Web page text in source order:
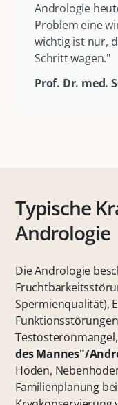
Andrologie
Problem eine
wichtig ist nur,
Schritt wagen."
Prof. Dr. med.
Typische
Andrologie
Die Andrologie
Spermienqualität),
des Mannes"/
Hoden,
Familienplanung